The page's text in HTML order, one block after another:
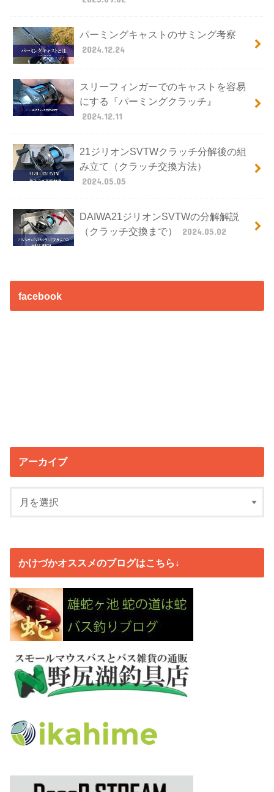
パーミングキャストのサミング考察
2024.12.24
スリーフィンガーでのキャストを容易
にする『パーミングクラッチ』
2024.12.11
21ジリオンSVTWクラッチ分解後の組
み立て（クラッチ交換方法）
2024.05.05
DAIWA21ジリオンSVTWの分解解説
（クラッチ交換まで）
2024.05.02
facebook
アーカイブ
かけづかオススメのブログはこちら↓